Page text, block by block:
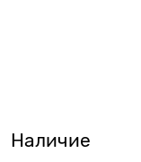
Наличие